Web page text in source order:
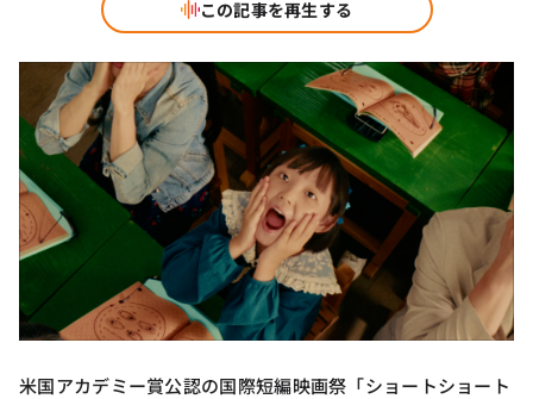
この記事を再生する
米国アカデミー賞公認の国際短編映画祭「ショートショート